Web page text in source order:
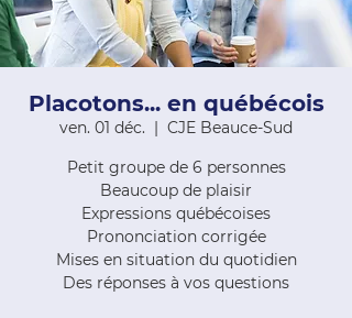
Placotons... en québécois
ven. 01 déc.
  |
CJE Beauce-Sud
Petit groupe de 6 personnes
Beaucoup de plaisir
Expressions québécoises
Prononciation corrigée
Mises en situation du quotidien
Des réponses à vos questions